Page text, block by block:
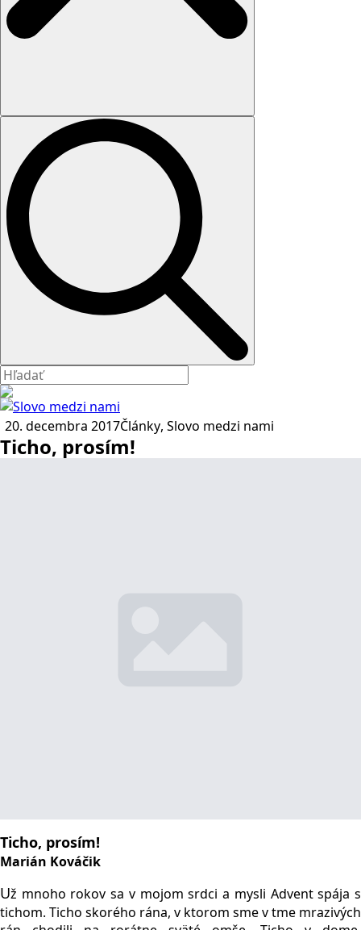
20. decembra 2017Články Slovo medzi nami
Ticho, prosím!
Ticho, prosím!
Marián Kováčik
Už mnoho rokov sa v mojom srdci a mysli Advent spája s
tichom. Ticho skorého rána, v ktorom sme v tme mrazivých